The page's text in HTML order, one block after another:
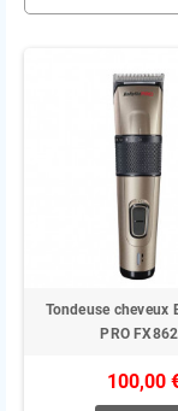
Tondeuse cheveux
PRO
100,00